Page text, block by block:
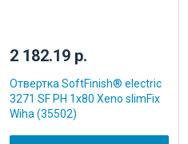
2 182.19 р.
Отвертка SoftFinish® electric
3271 SF PH 1x80 Xeno slimFix
Wiha (35502)